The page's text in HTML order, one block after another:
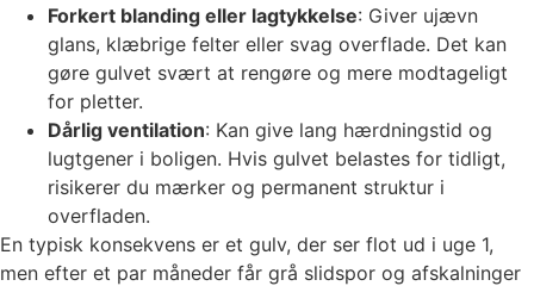
Forkert blanding eller lagtykkelse: Giver ujævn
glans, klæbrige felter eller svag overflade. Det kan
gøre gulvet svært at rengøre og mere modtageligt
for pletter.
Dårlig ventilation: Kan give lang hærdningstid og
lugtgener i boligen. Hvis gulvet belastes for tidligt,
risikerer du mærker og permanent struktur i
overfladen.
En typisk konsekvens er et gulv, der ser flot ud i uge 1,
men efter et par måneder får grå slidspor og afskalninger